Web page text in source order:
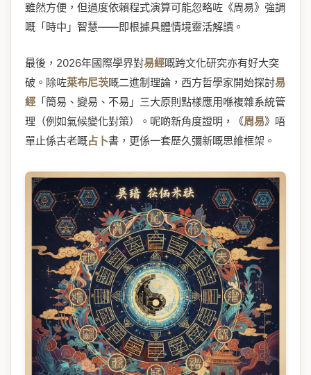
雖然方便，但過度依賴程式演算可能忽略咗《周易》強調
嘅「時中」智慧——即根據具體情境靈活解讀。
最後，2026年國際學界對易經嘅跨文化研究亦有好大突
破。除咗萊布尼茨嘅二進制理論，西方哲學家開始探討易
經 「簡易、變易、不易」三大原則點樣應用喺複雜系統管
理（例如氣候變化對策）。呢啲新角度證明，《周易》唔
單止係古老嘅占卜書，更係一套歷久彌新嘅思維框架。